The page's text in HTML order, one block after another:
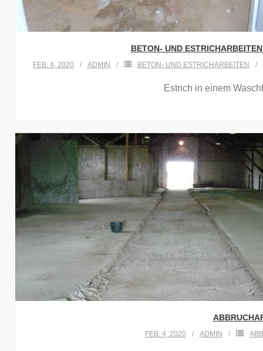
BETON- UND
FEB. 4, 2020 ADMIN BETON- UND ESTRICHARBEITEN
Estrich in einem
FEB. 4, 2020 ADMIN